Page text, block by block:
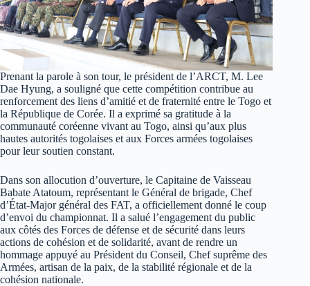
Prenant la parole à son tour, le président de l’ARCT, M. Lee
Dae Hyung, a souligné que cette compétition contribue au
renforcement des liens d’amitié et de fraternité entre le Togo et
la République de Corée. Il a exprimé sa gratitude à la
communauté coréenne vivant au Togo, ainsi qu’aux plus
hautes autorités togolaises et aux Forces armées togolaises
pour leur soutien constant.
Dans son allocution d’ouverture, le Capitaine de Vaisseau
Babate Atatoum, représentant le Général de brigade, Chef
d’État-Major général des FAT, a officiellement donné le coup
d’envoi du championnat. Il a salué l’engagement du public
aux côtés des Forces de défense et de sécurité dans leurs
actions de cohésion et de solidarité, avant de rendre un
hommage appuyé au Président du Conseil, Chef suprême des
Armées, artisan de la paix, de la stabilité régionale et de la
cohésion nationale.